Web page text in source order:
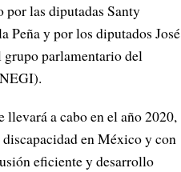
por las diputadas Santy
Peña y por los diputados José
grupo parlamentario del
llevará a cabo en el año 2020,
en México y con
eficiente y desarrollo